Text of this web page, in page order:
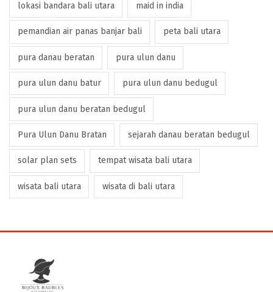
lokasi bandara bali utara maid in india
pemandian air panas banjar bali peta bali utara
pura danau beratan pura ulun danu
pura ulun danu batur pura ulun danu bedugul
pura ulun danu beratan bedugul
Pura Ulun Danu Bratan sejarah danau beratan bedugul
solar plan sets tempat wisata bali utara
wisata bali utara wisata di bali utara